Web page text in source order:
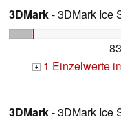
3DMark- 3DMark Ice
+ 1 Einzelwerte
3DMark- 3DMark Ice